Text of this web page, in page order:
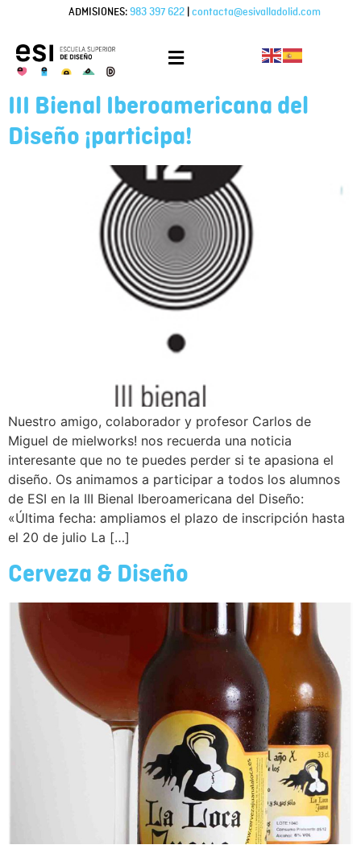
ADMISIONES: 983 397 622 contacta@esivalladolid.com
III Bienal Iberoamericana del
Diseño ¡participa!
Nuestro amigo, colaborador y profesor Carlos de
Miguel de mielworks! nos recuerda una noticia
interesante que no te puedes perder si te apasiona el
diseño. Os animamos a participar a todos los alumnos
de ESI en la III Bienal Iberoamericana del Diseño:
«Última fecha: ampliamos el plazo de inscripción hasta
el 20 de julio La […]
Cerveza & Diseño